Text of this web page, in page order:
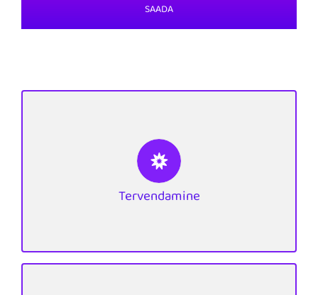
Tervendamine
Inimeste tervendamine on selgeltnägija
Inga poole pöördumise üks sagedasi
põhjuseid.